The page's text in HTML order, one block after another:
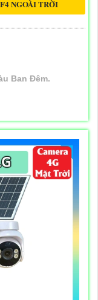
NGOÀI TRỜI
Ban Ðêm.